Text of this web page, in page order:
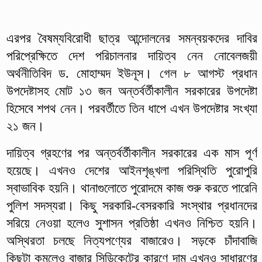
এরপর বৈষম্যবিরোধী ছাত্র আন্দোলনের সমন্বয়কদের দাবির
পরিপ্রেক্ষিতে দেশ পরিচালনার দায়িত্ব নেন নোবেলজয়ী
অর্থনীতিবিদ ড. মোহাম্মদ ইউনূস। গেল ৮ আগস্ট প্রধান
উপদেষ্টাসহ মোট ১৩ জন অন্তর্বর্তীকালীন সরকারের উপদেষ্টা
হিসেবে শপথ নেন। পরবর্তীতে তিন ধাপে এখন উপদেষ্টার সংখ্যা
২১ জন।
দায়িত্ব গ্রহণের পর অন্তর্বর্তীকালীন সরকারের এক মাস পূর্ণ
হয়েছে। এখনও দেশের আইনশৃঙ্খলা পরিস্থিতি পুরোপুরি
স্বাভাবিক হয়নি। থানাগুলোতে পুরোদমে কাজ শুরু করতে পারেনি
পুলিশ সদস্যরা। কিছু সরকারি-বেসরকারি সংস্থার প্রধানদের
সরিয়ে নেওয়া হলেও সুশাসন প্রতিষ্ঠা এখনও নিশ্চিত হয়নি।
অস্থিরতা চলছে নিত্যপণ্যের বাজারেও। সড়কে চাঁদাবাজি
কিছুটা কমলেও বাজার সিন্ডিকেটের কারণে দাম এখনও সাধারণের